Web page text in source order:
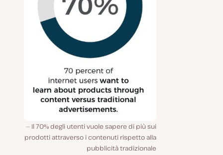
Il 70% degli utenti vuole sapere di più sui
prodotti attraverso i contenuti rispetto alla
pubblicità tradizionale